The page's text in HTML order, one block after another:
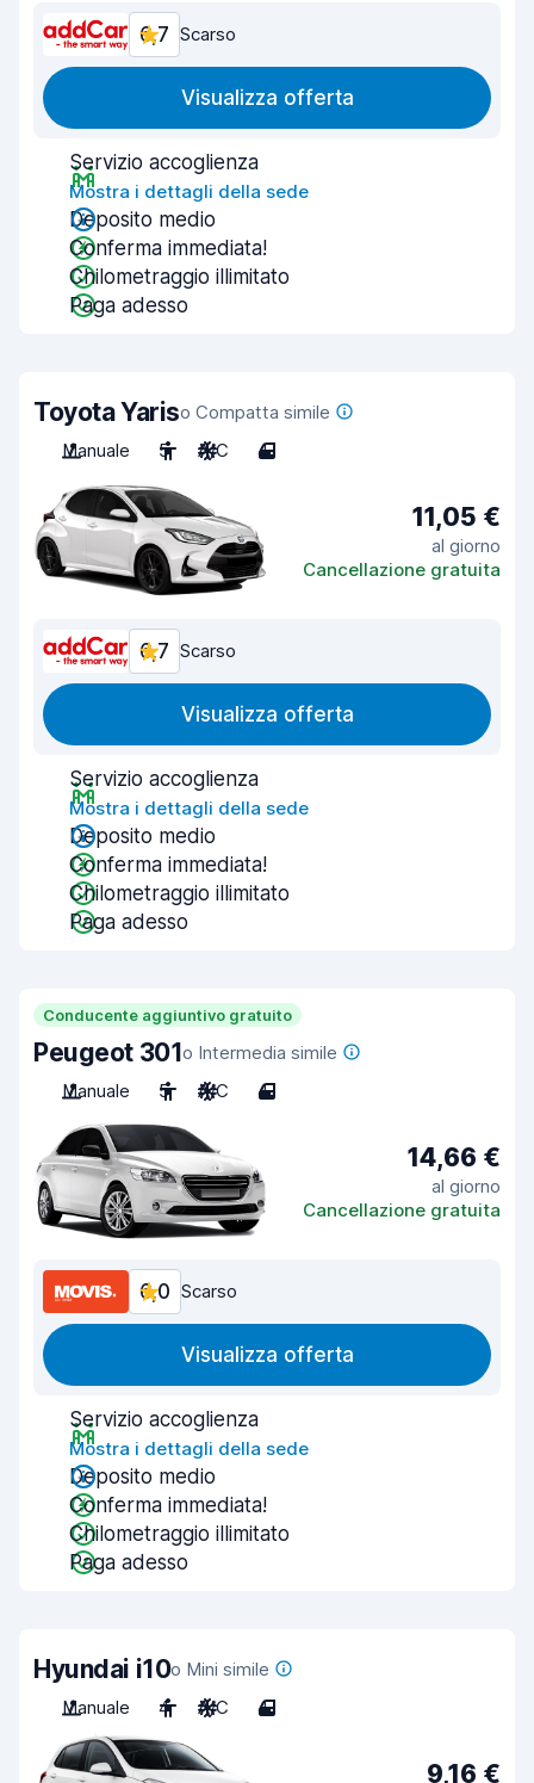
6,7 Scarso
Visualizza offerta
Servizio accoglienza
Mostra i dettagli della sede
Deposito medio
Conferma immediata!
Chilometraggio illimitato
Paga adesso
Toyota Yariso Compatta simile
Manuale
5 A/C 4
11,05 €
al giorno
Cancellazione gratuita
6,7 Scarso
Visualizza offerta
Servizio accoglienza
Mostra i dettagli della sede
Deposito medio
Conferma immediata!
Chilometraggio illimitato
Paga adesso
Conducente aggiuntivo gratuito
Peugeot 301o Intermedia simile
Manuale
5 A/C 4
14,66 €
al giorno
Cancellazione gratuita
6,0 Scarso
Visualizza offerta
Servizio accoglienza
Mostra i dettagli della sede
Deposito medio
Conferma immediata!
Chilometraggio illimitato
Paga adesso
Hyundai i10o Mini simile
Manuale
4 A/C 4
9,16 €